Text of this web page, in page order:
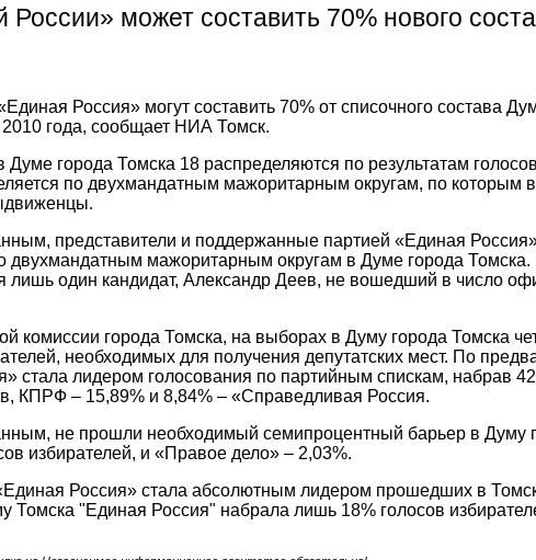
России» может составить 70% нового
Россия» могут составить 70% от списочного состава
2010 года, сообщает НИА Томск.
Думе города Томска 18 распределяются по результатам
по двухмандатным мажоритарным округам, по которым
представители и поддержанные партией «Единая
двухмандатным мажоритарным округам в Думе города
лишь один кандидат, Александр Деев, не вошедший в число
комиссии города Томска, на выборах в Думу города Томска
необходимых для получения депутатских мест. По
стала лидером голосования по партийным спискам, набрав
КПРФ – 15,89% и 8,84% – «Справедливая Россия.
не прошли необходимый семипроцентный барьер в Думу
избирателей, и «Правое дело» – 2,03%.
Россия» стала абсолютным лидером прошедших в
"Единая Россия" набрала лишь 18% голосов